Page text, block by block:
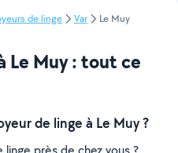
de linge Var Le Muy
Le Muy : tout ce
de linge à Le Muy ?